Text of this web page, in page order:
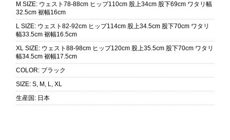
M SIZE: ウェスト78-88cm ヒップ110cm 股上34cm 股下69cm ワタリ幅
32.5cm 裾幅16cm
L SIZE: ウェスト82-92cm ヒップ114cm 股上34.5cm 股下70cm ワタリ
幅33.5cm 裾幅16.5cm
XL SIZE: ウェスト88-98cm ヒップ120cm 股上35.5cm 股下70cm ワタリ
幅34.5cm 裾幅17.5cm
COLOR: ブラック
SIZE: S, M, L, XL
生産国 : 日本